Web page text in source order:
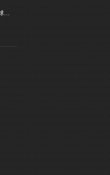
《聚焦美丽中国 | 百名摄影师作品全球巡回展》（晋中）开幕新闻通稿